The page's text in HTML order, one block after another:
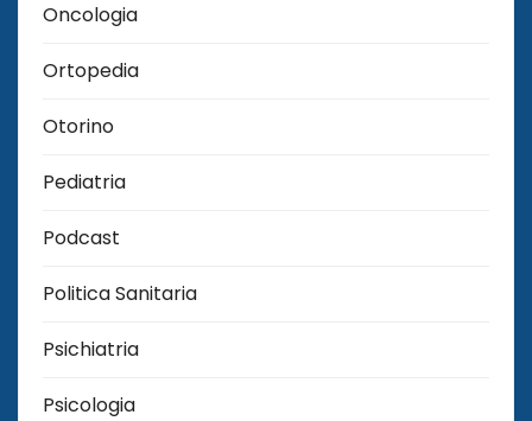
Oncologia
Ortopedia
Otorino
Pediatria
Podcast
Politica Sanitaria
Psichiatria
Psicologia